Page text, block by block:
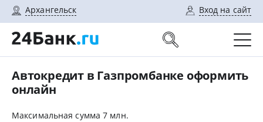
Архангельск Вход на сайт
Автокредит в Газпромбанке оформить
онлайн
Максимальная сумма 7 млн.